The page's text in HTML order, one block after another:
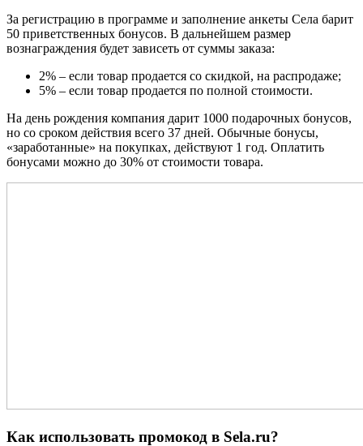
За регистрацию в программе и заполнение анкеты Села барит
50 приветственных бонусов. В дальнейшем размер
вознаграждения будет зависеть от суммы заказа:
2% – если товар продается со скидкой, на распродаже;
5% – если товар продается по полной стоимости.
На день рождения компания дарит 1000 подарочных бонусов,
но со сроком действия всего 37 дней. Обычные бонусы,
«заработанные» на покупках, действуют 1 год. Оплатить
бонусами можно до 30% от стоимости товара.
Как использовать промокод в Sela.ru?